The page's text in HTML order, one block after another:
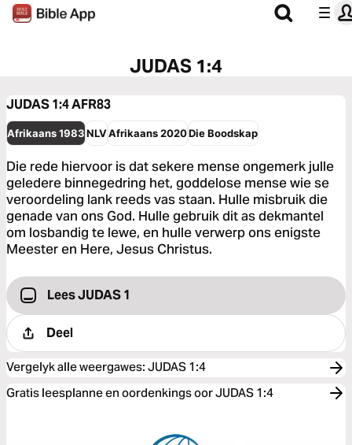
JUDAS 1:4
JUDAS 1:4AFR83
Afrikaans 1983NLVAfrikaans 2020Die Boodskap
Die rede hiervoor is dat sekere mense ongemerk julle
geledere binnegedring het, goddelose mense wie se
veroordeling lank reeds vas staan. Hulle misbruik die
genade van ons God. Hulle gebruik dit as dekmantel
om losbandig te lewe, en hulle verwerp ons enigste
Meester en Here, Jesus Christus.
Lees JUDAS 1
Deel
Vergelyk alle weergawes: JUDAS 1:4
Gratis leesplanne en oordenkings oor JUDAS 1:4